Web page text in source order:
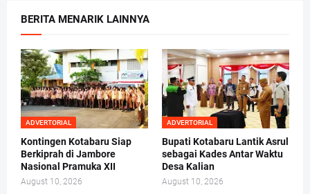
BERITA MENARIK LAINNYA
ADVERTORIAL
Kontingen Kotabaru Siap
Berkiprah di Jambore
Nasional Pramuka XII
August 10, 2026
ADVERTORIAL
Bupati Kotabaru Lantik Asrul
sebagai Kades Antar Waktu
Desa Kalian
August 10, 2026